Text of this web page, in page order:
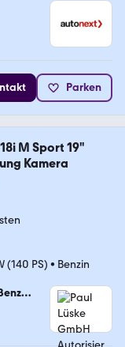
Parken
M Sport 19"
Kamera
(140 PS) • Benzin